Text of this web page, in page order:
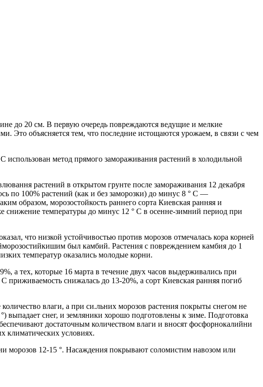
до 20 см. В первую очередь повреждаются ведущие и мелкие
объясняется тем, что последние истощаются урожаем, в связи с чем
метод прямого замораживания растений в холодильной
растений в открытом грунте после замораживания 12 декабря
по 100% растений (как и без заморозки) до минус 8 ° С —
образом, морозостойкость раннего сорта Киевская ранняя и
снижение температуры до минус 12 ° С в осенне-зимний период при
что низкой устойчивостью против морозов отмечалась кора корней
был камбий. Растения с повреждением камбия до 1
температур оказались молодые корни.
а тех, которые 16 марта в течение двух часов выдерживались при
снижалась до 13-20%, а сорт Киевская ранняя погиб
влаги, а при си.льних морозов растения покрыты снегом не
снег, и земляники хорошо подготовлены к зиме. Подготовка
достаточным количеством влаги и вносят фосфорнокалийни
климатических условиях.
морозов 12-15 °. Насаждения покрывают соломистим навозом или